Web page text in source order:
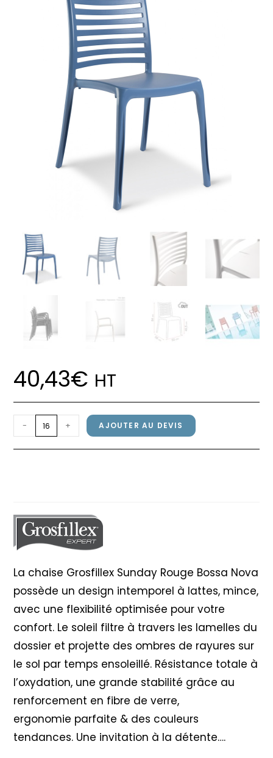
40,43€ HT
quantité
de
Chaise
Denim
- + AJOUTER AU DEVIS
La chaise Grosfillex Sunday Rouge Bossa Nova
possède un design intemporel à lattes, mince,
avec une flexibilité optimisée pour votre
confort. Le soleil filtre à travers les lamelles du
dossier et projette des ombres de rayures sur
le sol par temps ensoleillé. Résistance totale à
l’oxydation, une grande stabilité grâce au
renforcement en fibre de verre,
ergonomie parfaite & des couleurs
tendances. Une invitation à la détente….